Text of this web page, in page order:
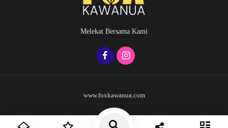
Melekat Bersama Kami
www.foxkawanua.com